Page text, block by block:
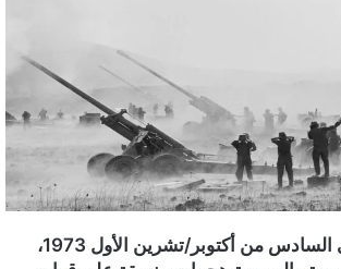
قبل 50 عاما، وفي السادس من أكتوبر/تشرين الأول 1973،